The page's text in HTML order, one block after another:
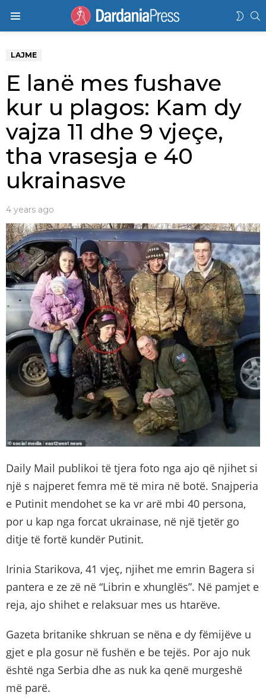
LAJME
E lanë mes fushave
kur u plagos: Kam dy
vajza 11 dhe 9 vjeçe,
tha vrasesja e 40
ukrainasve
4 years ago
Daily Mail publikoi të tjera foto nga ajo që njihet si
një s najperet femra më të mira në botë. Snajperia
e Putinit mendohet se ka vr arë mbi 40 persona,
por u kap nga forcat ukrainase, në një tjetër go
ditje të fortë kundër Putinit.
Irinia Starikova, 41 vjeç, njihet me emrin Bagera si
pantera e ze zë në “Librin e xhunglës”. Në pamjet e
reja, ajo shihet e relaksuar mes us htarëve.
Gazeta britanike shkruan se nëna e dy fëmijëve u
gjet e pla gosur në fushën e be tejës. Por ajo nuk
është nga Serbia dhe as nuk ka qenë murgeshë
më parë.